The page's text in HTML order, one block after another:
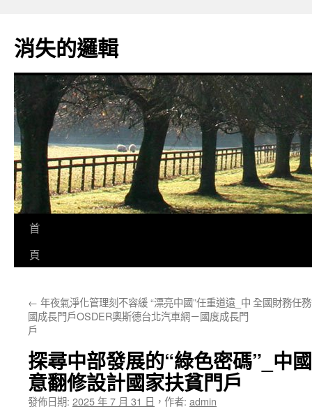
主
要
消失的邏輯
首
頁
← 年夜氣淨化管理刻不容緩 “漂亮中國”任重道遠_中
國成長門戶OSDER奧斯德台北汽車網－國度成長門
戶
全國財務任
探尋中部發展的“綠色密碼”_中
意翻修設計國家扶貧門戶
發佈日期: 2025 年 7 月 31 日 ， 作者: admin